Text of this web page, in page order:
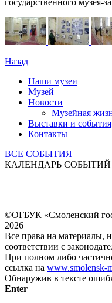
Назад
Наши музеи
Музей
Новости
Музейная
Выставки и события
Контакты
ВСЕ СОБЫТИЯ
КАЛЕНДАРЬ СОБЫТИЙ
©ОГБУК «Смоленский
2026
Все права на материалы,
соответствии с
При полном либо
ссылка на www.smolensk-
Обнаружив в тексте
Enter